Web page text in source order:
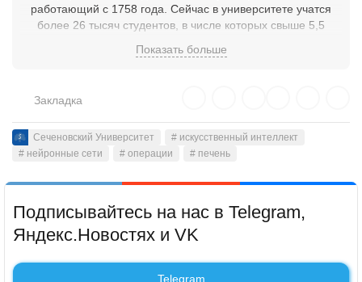
работающий с 1758 года. Сейчас в университете учатся
более 26 тысяч студентов, в числе которых свыше 5,5
сотрудников 47 академиков РАН, более 2,2 тысяч
Восточной Европе Клинический центр, в котором работает
свыше 5 тысяч сотрудников, а половина врачей имеет
ученую степень. В центре оказывают специализированную
и высокотехнологичную помощь по 50 профилям.
Сегодня Сеченовский Университет – единственный
российский университет в топ-250 мирового рейтинга QS
по направлению «Медицина» и в топ-100 по направлению
«Фармация и фармакология», а также лучший российский
Показать больше
Закладка
Сеченовский Университет
# искусственный интеллект
# нейронные сети
# операции # печень
Подписывайтесь на нас в Telegram,
Яндекс.Новостях и VK
Telegram